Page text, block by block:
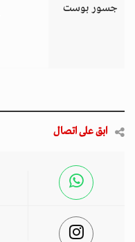
جسور بوست
ابق على اتصال